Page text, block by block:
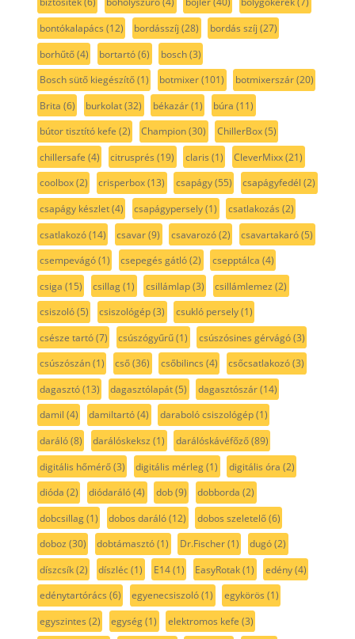
bontókalapács (12) bordásszíj (28) bordás szíj (27)
borhűtő(4) bortartó(6) bosch(3)
Bosch sütő kiegészítő(1) botmixer(101) botmixerszár(20)
Brita (6) burkolat(32) békazár(1) búra (11)
bútor tisztító kefe (2) Champion(30) ChillerBox(5)
chillersafe (4) citrusprés (19) claris (1) CleverMixx(21)
coolbox(2) crisperbox(13) csapágy(55) csapágyfedél (2)
csapágy készlet(4) csapágypersely(1) csatlakozás (2)
csatlakozó(14) csavar(9) csavarozó(2) csavartakaró(5)
csempevágó(1) csepegés gátló(2) csepptálca (4)
csiga (15) csillag(1) csillámlap(3) csillámlemez (2)
csiszoló(5) csiszológép(3) csukló persely(1)
csésze tartó(7) csúszógyűrű(1) csúszósines gérvágó(3)
csúszószán(1) cső(36) csőbilincs (4) csőcsatlakozó(3)
dagasztó(13) dagasztólapát(5) dagasztószár(14)
damil (4) damiltartó(4) daraboló csiszológép(1)
daráló(8) darálóskeksz (1) darálóskávéfőző(89)
digitális hőmérő(3) digitális mérleg(1) digitális óra (2)
dióda (2) diódaráló(4) dob(9) dobborda (2)
dobcsillag(1) dobos daráló(12) dobos szeletelő(6)
doboz (30) dobtámasztó(1) Dr.Fischer(1) dugó(2)
díszcsík(2) díszléc(1) E14(1) EasyRotak(1) edény(4)
edénytartórács (6) egyenecsiszoló(1) egykörös (1)
egyszintes (2) egység(1) elektromos kefe (3)